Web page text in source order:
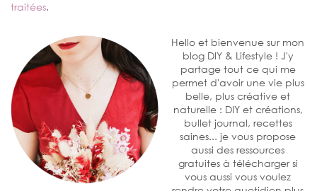
traitées.
Hello et bienvenue sur mon
blog DIY & Lifestyle ! J'y
partage tout ce qui me
permet d'avoir une vie plus
belle, plus créative et
naturelle : DIY et créations,
bullet journal, recettes
saines... je vous propose
aussi des ressources
gratuites à télécharger si
vous aussi vous voulez